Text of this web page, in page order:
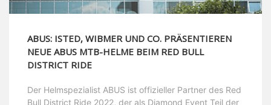
ABUS: ISTED, WIBMER UND CO. PRÄSENTIEREN
NEUE ABUS MTB-HELME BEIM RED BULL
DISTRICT RIDE
Der Helmspezialist ABUS ist offizieller Partner des Red
Bull District Ride 2022, der als Diamond Event Teil der